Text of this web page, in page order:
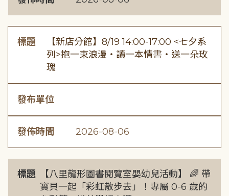
標題
【新店分館】8/19 14:00-17:00 <七夕系
列>抱一束浪漫・讀一本情書・送一朵玫
瑰
發布單位
發佈時間 2026-08-06
標題
【八里龍形圖書閱覽室嬰幼兒活動】 🌈 帶
寶貝一起「彩虹散步去」！專屬 0-6 歲的